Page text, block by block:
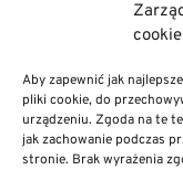
cookie
Aby zapewnić jak
pliki cookie, do
urządzeniu. Zgoda na te
jak zachowanie podczas
stronie. Brak wyrażenia
Declaration of
RODO Statement